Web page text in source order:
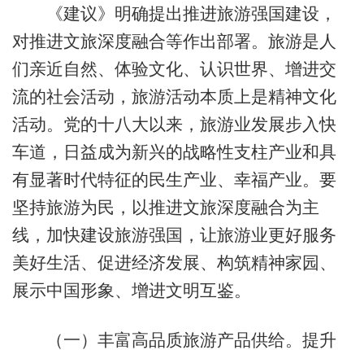
《建议》明确提出推进旅游强国建设，
对推进文旅深度融合等作出部署。旅游是人
们亲近自然、体验文化、认识世界、增进交
流的社会活动，旅游活动本质上是精神文化
活动。党的十八大以来，旅游业发展步入快
车道，日益成为新兴的战略性支柱产业和具
有显著时代特征的民生产业、幸福产业。要
坚持旅游为民，以推进文旅深度融合为主
线，加快建设旅游强国，让旅游业更好服务
美好生活、促进经济发展、构筑精神家园、
展示中国形象、增进文明互鉴。
（一）丰富高品质旅游产品供给。提升